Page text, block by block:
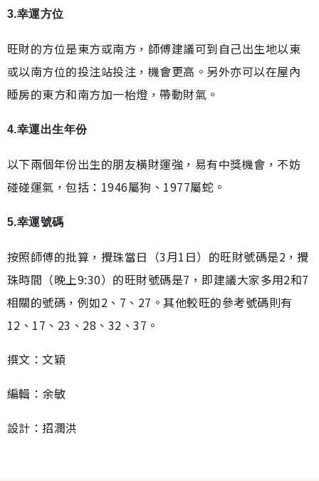
3.幸運方位
旺財的方位是東方或南方，師傅建議可到自己出生地以東
或以南方位的投注站投注，機會更高。另外亦可以在屋內
睡房的東方和南方加一枱燈，帶動財氣。
4.幸運出生年份
以下兩個年份出生的朋友橫財運強，易有中獎機會，不妨
碰碰運氣，包括：1946屬狗、1977屬蛇。
5.幸運號碼
按照師傅的批算，攪珠當日（3月1日）的旺財號碼是2，攪
珠時間（晚上9:30）的旺財號碼是7，即建議大家多用2和7
相關的號碼，例如2、7、27。其他較旺的參考號碼則有
12、17、23、28、32、37。
撰文：文穎
編輯：余敏
設計：招潤洪